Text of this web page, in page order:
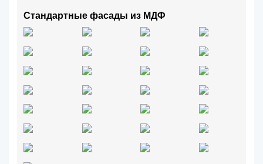
Стандартные фасады из МДФ